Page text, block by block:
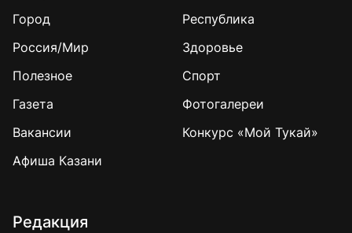
Город
Республика
Россия/Мир
Здоровье
Полезное
Спорт
Газета
Фотогалереи
Вакансии
Конкурс «Мой Тукай»
Афиша Казани
Редакция